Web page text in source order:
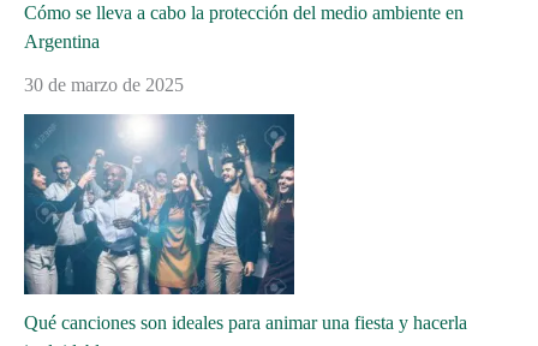
Cómo se lleva a cabo la protección del medio ambiente en
Argentina
30 de marzo de 2025
Qué canciones son ideales para animar una fiesta y hacerla